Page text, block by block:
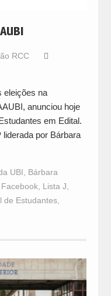
RCC
eleições na
anunciou hoje
em Edital.
por Bárbara
UBI, Bárbara
Facebook, Lista J,
de Estudantes,